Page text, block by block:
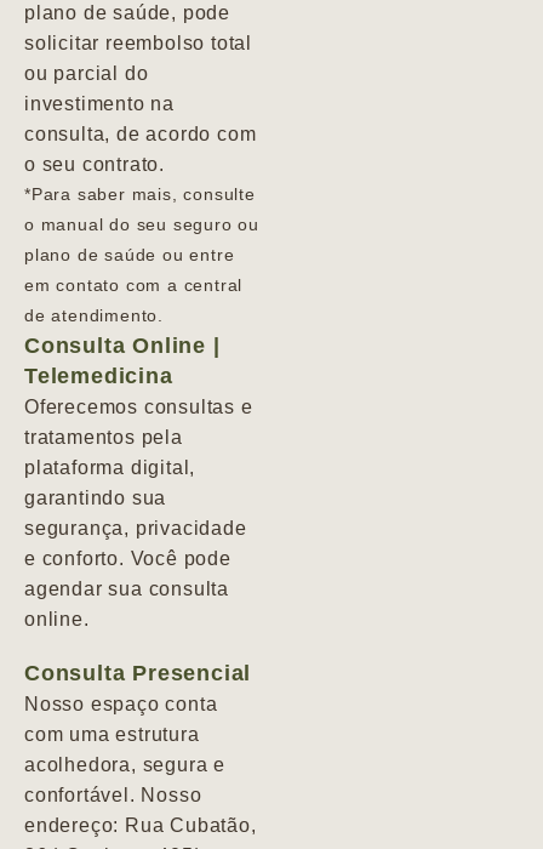
plano de saúde, pode
solicitar reembolso total
ou parcial do
investimento na
consulta, de acordo com
o seu contrato.
*Para saber mais, consulte
o manual do seu seguro ou
plano de saúde ou entre
em contato com a central
de atendimento.
Consulta Online |
Telemedicina
Oferecemos consultas e
tratamentos pela
plataforma digital,
garantindo sua
segurança, privacidade
e conforto. Você pode
agendar sua consulta
online.
Consulta Presencial
Nosso espaço conta
com uma estrutura
acolhedora, segura e
confortável. Nosso
endereço: Rua Cubatão,